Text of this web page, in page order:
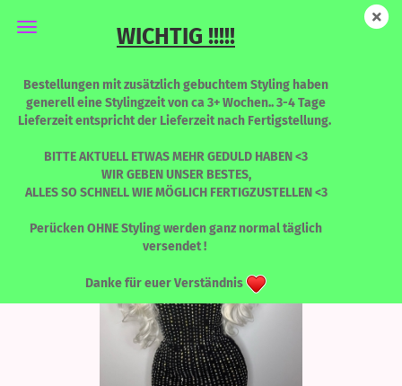
WICHTIG !!!!!
Bestellungen mit zusätzlich gebuchtem Styling haben
generell eine Stylingzeit von ca 3+ Wochen.. 3-4 Tage
Lieferzeit entspricht der Lieferzeit nach Fertigstellung.
BITTE AKTUELL ETWAS MEHR GEDULD HABEN <3
WIR GEBEN UNSER BESTES,
ALLES SO SCHNELL WIE MÖGLICH FERTIGZUSTELLEN <3
Perücken OHNE Styling werden ganz normal täglich
versendet !
Danke für euer Verständnis
LONG Envy - Snowflake - Limited Edition